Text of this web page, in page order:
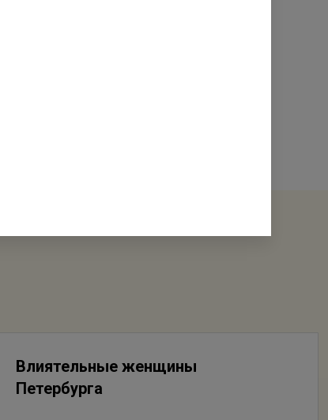
и школ в срок, а не с
перед обществом. Для
наших домов всем
– мы строим сразу
Влиятельные женщины
Петербурга